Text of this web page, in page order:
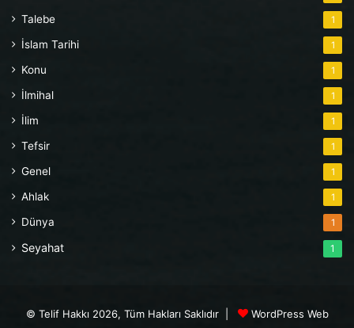
Talebe 1
İslam Tarihi 1
Konu 1
İlmihal 1
İlim 1
Tefsir 1
Genel 1
Ahlak 1
Dünya 1
Seyahat 1
© Telif Hakkı 2026, Tüm Hakları Saklıdır | WordPress Web